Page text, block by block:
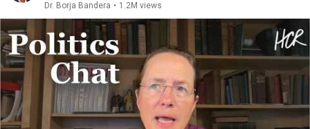
Dr. Borja Bandera • 1.2M views